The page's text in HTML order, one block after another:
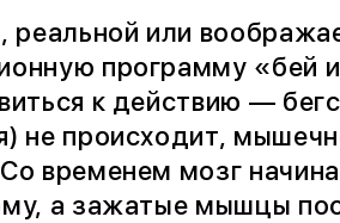
реальной или
программу «бей
к действию —
не происходит,
временем мозг
а зажатые мышцы